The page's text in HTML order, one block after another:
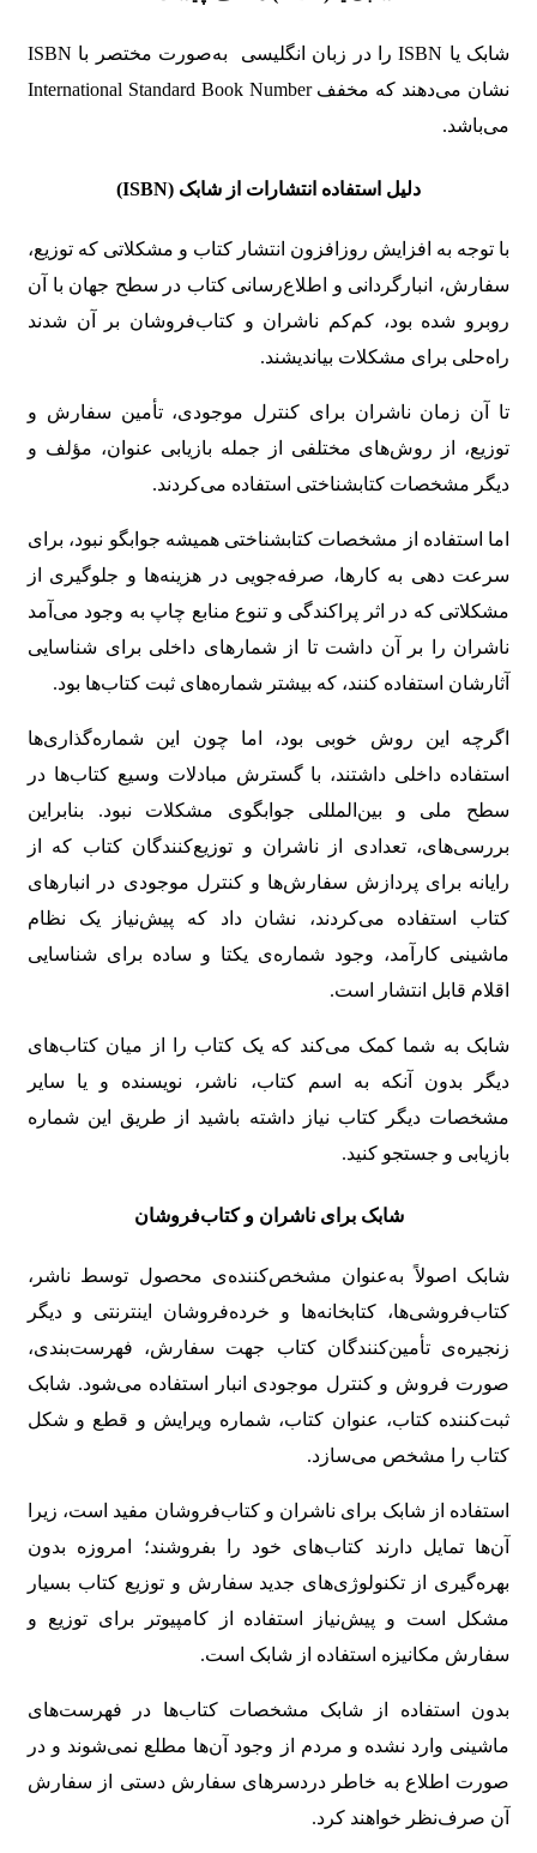
شابک یا ISBN را در زبان انگلیسی به‌صورت مختصر با ISBN
نشان می‌دهند که مخفف International Standard Book Number
می‌باشد.
دلیل استفاده انتشارات از شابک (ISBN
)
با توجه به افزایش روزافزون انتشار کتاب و مشکلاتی که توزیع،
سفارش، انبارگردانی و اطلاع‌رسانی کتاب در سطح جهان با آن
روبرو شده بود، کم‌کم ناشران و کتاب‌فروشان بر آن شدند
راه‌حلی برای مشکلات بیاندیشند.
تا آن زمان ناشران برای کنترل موجودی، تأمین سفارش و
توزیع، از روش‌های مختلفی از جمله بازیابی عنوان، مؤلف و
دیگر مشخصات کتابشناختی استفاده می‌کردند.
اما استفاده از مشخصات کتابشناختی همیشه جوابگو نبود، برای
سرعت دهی به کارها، صرفه‌جویی در هزینه‌ها و جلوگیری از
مشکلاتی که در اثر پراکندگی و تنوع منابع چاپ به وجود می‌آمد
ناشران را بر آن داشت تا از شمارهای داخلی برای شناسایی
آثارشان استفاده کنند، که بیشتر شماره‌های ثبت کتاب‌ها بود.
اگرچه این روش خوبی بود، اما چون این شماره‌گذاری‌ها
استفاده داخلی داشتند، با گسترش مبادلات وسیع کتاب‌ها در
سطح ملی و بین‌المللی جوابگوی مشکلات نبود. بنابراین
بررسی‌های، تعدادی از ناشران و توزیع‌کنندگان کتاب که از
رایانه برای پردازش سفارش‌ها و کنترل موجودی در انبارهای
کتاب استفاده می‌کردند، نشان داد که پیش‌نیاز یک نظام
ماشینی کارآمد، وجود شماره‌ی یکتا و ساده برای شناسایی
اقلام قابل انتشار است.
شابک به شما کمک می‌کند که یک کتاب را از میان کتاب‌های
دیگر بدون آنکه به اسم کتاب، ناشر، نویسنده و یا سایر
مشخصات دیگر کتاب نیاز داشته باشید از طریق این شماره
بازیابی و جستجو کنید.
شابک برای ناشران و کتاب‌فروشان
شابک اصولاً به‌عنوان مشخص‌کننده‌ی محصول توسط ناشر،
کتاب‌فروشی‌ها، کتابخانه‌ها و خرده‌فروشان اینترنتی و دیگر
زنجیره‌ی تأمین‌کنندگان کتاب جهت سفارش، فهرست‌بندی،
صورت فروش و کنترل موجودی انبار استفاده می‌شود. شابک
ثبت‌کننده کتاب، عنوان کتاب، شماره ویرایش و قطع و شکل
کتاب را مشخص می‌سازد.
استفاده از شابک برای ناشران و کتاب‌فروشان مفید است، زیرا
آن‌ها تمایل دارند کتاب‌های خود را بفروشند؛ امروزه بدون
بهره‌گیری از تکنولوژی‌های جدید سفارش و توزیع کتاب بسیار
مشکل است و پیش‌نیاز استفاده از کامپیوتر برای توزیع و
سفارش مکانیزه استفاده از شابک است.
بدون استفاده از شابک مشخصات کتاب‌ها در فهرست‌های
ماشینی وارد نشده و مردم از وجود آن‌ها مطلع نمی‌شوند و در
صورت اطلاع به خاطر دردسرهای سفارش دستی از سفارش
آن صرف‌نظر خواهند کرد.